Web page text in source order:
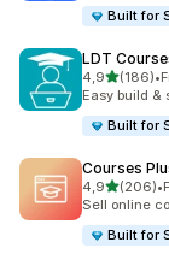
Built for
LDT
4,9av 5(186)
Totalt 186 •
Easy build
Built for
Courses
4,9av 5(206)
Totalt 206 •
Sell online
Built for